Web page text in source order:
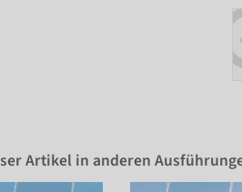
Artikel in anderen